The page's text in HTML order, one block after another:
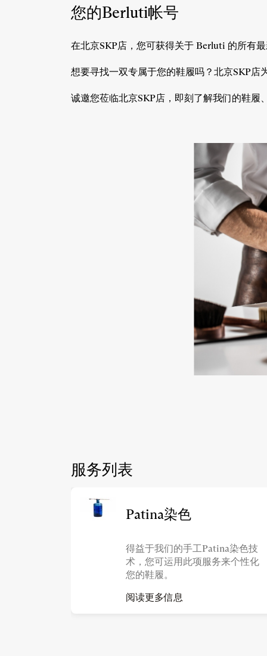
您的Berluti帐号
在北京SKP店，您可获得关于 Berluti 的所有
想要寻找一双专属于您的鞋履吗？北京SKP
诚邀您莅临北京SKP店，即刻了解我们的鞋履
服务列表
Patina染色
得益于我们的手工Patina染色技
术，您可运用此项服务来个性化
您的鞋履。
阅读更多信息